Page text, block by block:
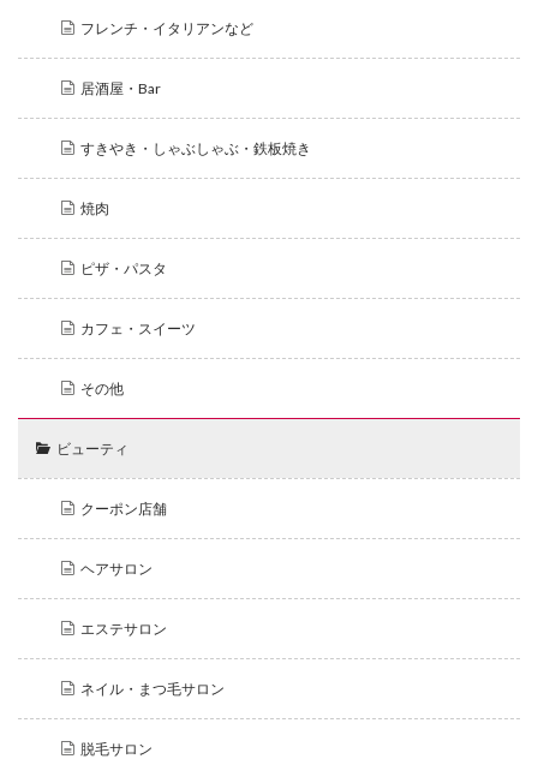
フレンチ・イタリアンなど
居酒屋・Bar
すきやき・しゃぶしゃぶ・鉄板焼き
焼肉
ピザ・パスタ
カフェ・スイーツ
その他
ビューティ
クーポン店舗
ヘアサロン
エステサロン
ネイル・まつ毛サロン
脱毛サロン